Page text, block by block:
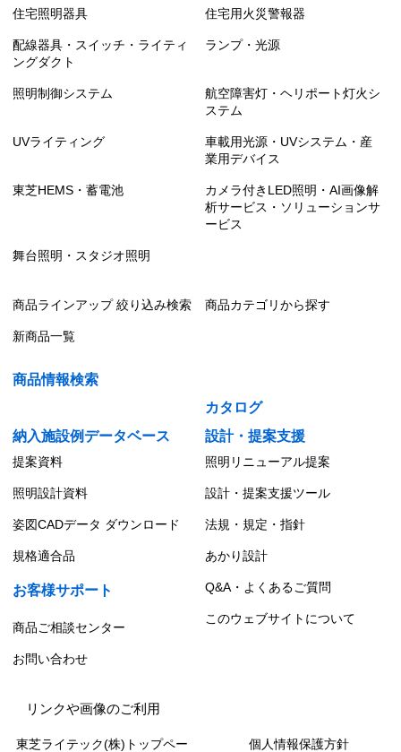
住宅照明器具 住宅用火災警報器
配線器具・スイッチ・ライティ
ングダクト
ランプ・光源
照明制御システム
航空障害灯・ヘリポート灯火シ
ステム
UVライティング
車載用光源・UVシステム・産
業用デバイス
東芝HEMS・蓄電池
カメラ付きLED照明・AI画像解
析サービス・ソリューションサ
ービス
舞台照明・スタジオ照明
商品ラインアップ 絞り込み検索 商品カテゴリから探す
新商品一覧
商品情報検索
カタログ
納入施設例データベース
設計・提案支援
提案資料 照明リニューアル提案
照明設計資料 設計・提案支援ツール
姿図CADデータ ダウンロード 法規・規定・指針
規格適合品 あかり設計
お客様サポート Q&A・よくあるご質問
商品ご相談センター
このウェブサイトについて
お問い合わせ
リンクや画像のご利用
東芝ライテック(株)トップペー 個人情報保護方針